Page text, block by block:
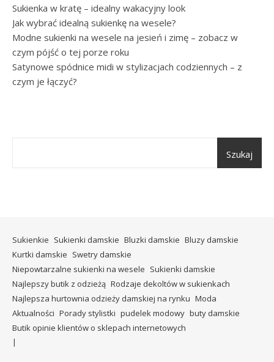
Sukienka w kratę – idealny wakacyjny look
Jak wybrać idealną sukienkę na wesele?
Modne sukienki na wesele na jesień i zimę – zobacz w
czym pójść o tej porze roku
Satynowe spódnice midi w stylizacjach codziennych – z
czym je łączyć?
Szukaj
Sukienkie Sukienki damskie Bluzki damskie Bluzy damskie
Kurtki damskie Swetry damskie
Niepowtarzalne sukienki na wesele Sukienki damskie
Najlepszy butik z odzieżą Rodzaje dekoltów w sukienkach
Najlepsza hurtownia odzieży damskiej na rynku Moda
Aktualności Porady stylistki pudelek modowy buty damskie
Butik opinie klientów o sklepach internetowych